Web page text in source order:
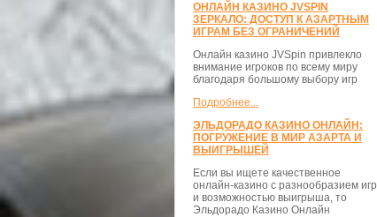
ОНЛАЙН КАЗИНО JVSPIN
ЗЕРКАЛО: ДОСТУП К АЗАРТНЫМ
ИГРАМ БЕЗ ОГРАНИЧЕНИЙ
Онлайн казино JVSpin привлекло
внимание игроков по всему миру
благодаря большому выбору игр
Подробнее...
ЭЛЬДОРАДО КАЗИНО ОНЛАЙН:
ПОГРУЖЕНИЕ В МИР АЗАРТА И
ВЫИГРЫШЕЙ
Если вы ищете качественное
онлайн-казино с разнообразием игр
и возможностью выигрыша, то
Эльдорадо Казино Онлайн